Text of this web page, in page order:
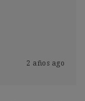
2 años ago